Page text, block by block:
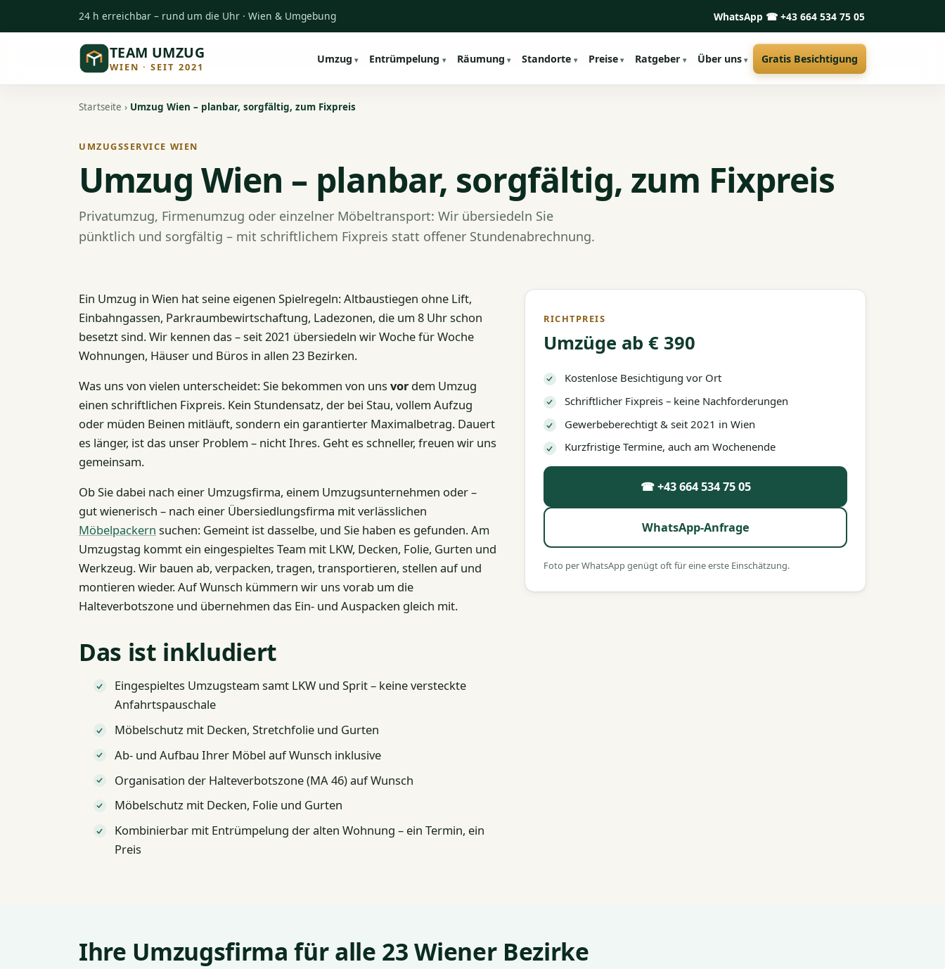
24 h erreichbar – rund um die Uhr · Wien & Umgebung WhatsApp ☎ +43 664 534 75 05
TEAM UMZUG
WIEN · SEIT 2021
Umzug Entrümpelung Räumung Standorte Preise Ratgeber Über uns Gratis Besichtigung
Startseite › Umzug Wien – planbar, sorgfältig, zum Fixpreis
UMZUGSSERVICE WIEN
Umzug Wien – planbar, sorgfältig, zum Fixpreis
Privatumzug, Firmenumzug oder einzelner Möbeltransport: Wir übersiedeln Sie
pünktlich und sorgfältig – mit schriftlichem Fixpreis statt offener Stundenabrechnung.
Ein Umzug in Wien hat seine eigenen Spielregeln: Altbaustiegen ohne Lift,
Einbahngassen, Parkraumbewirtschaftung, Ladezonen, die um 8 Uhr schon
besetzt sind. Wir kennen das – seit 2021 übersiedeln wir Woche für Woche
Wohnungen, Häuser und Büros in allen 23 Bezirken.
Was uns von vielen unterscheidet: Sie bekommen von unsvor dem Umzug
einen schriftlichen Fixpreis. Kein Stundensatz, der bei Stau, vollem Aufzug
oder müden Beinen mitläuft, sondern ein garantierter Maximalbetrag. Dauert
es länger, ist das unser Problem – nicht Ihres. Geht es schneller, freuen wir uns
gemeinsam.
Ob Sie dabei nach einer Umzugsfirma, einem Umzugsunternehmen oder –
gut wienerisch – nach einer Übersiedlungsfirma mit verlässlichen
Möbelpackern suchen: Gemeint ist dasselbe, und Sie haben es gefunden. Am
Umzugstag kommt ein eingespieltes Team mit LKW, Decken, Folie, Gurten und
Werkzeug. Wir bauen ab, verpacken, tragen, transportieren, stellen auf und
montieren wieder. Auf Wunsch kümmern wir uns vorab um die
Halteverbotszone und übernehmen das Ein- und Auspacken gleich mit.
Das ist inkludiert
Eingespieltes Umzugsteam samt LKW und Sprit – keine versteckte
Anfahrtspauschale
Möbelschutz mit Decken, Stretchfolie und Gurten
Ab- und Aufbau Ihrer Möbel auf Wunsch inklusive
Organisation der Halteverbotszone (MA 46) auf Wunsch
Möbelschutz mit Decken, Folie und Gurten
Kombinierbar mit Entrümpelung der alten Wohnung – ein Termin, ein
Preis
RICHTPREIS
Umzüge ab € 390
Kostenlose Besichtigung vor Ort
Schriftlicher Fixpreis – keine Nachforderungen
Gewerbeberechtigt & seit 2021 in Wien
Kurzfristige Termine, auch am Wochenende
☎ +43 664 534 75 05
WhatsApp-Anfrage
Foto per WhatsApp genügt oft für eine erste Einschätzung.
Ihre Umzugsfirma für alle 23 Wiener Bezirke